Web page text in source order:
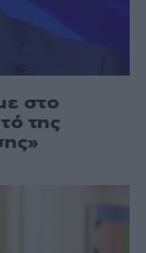
στο
της